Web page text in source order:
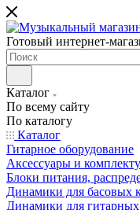
Готовый интернет-
Каталог
По всему сайту
По каталогу
Каталог
Гитарное оборудование
Аксессуары и
Блоки питания,
Динамики для басовых
Динамики для